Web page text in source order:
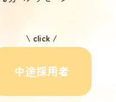
/ click /
中途採用者